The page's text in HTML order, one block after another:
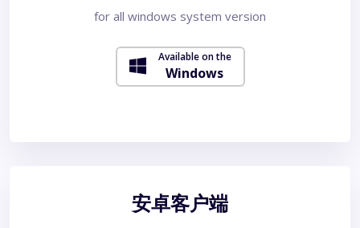
for all windows system version
Available on the
Windows
安卓客户端